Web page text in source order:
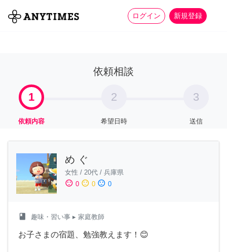
ログイン 新規登録
全て 家事 more_horiz
依頼相談
1
依頼内容
2
希望日時
3
送信
め ぐ
女性 / 20代 / 兵庫県
sentiment_satisfied 0 sentiment_neutral 0 sentiment_dissatisfied 0
class 趣味・習い事 ▸ 家庭教師
お子さまの宿題、勉強教えます！😊